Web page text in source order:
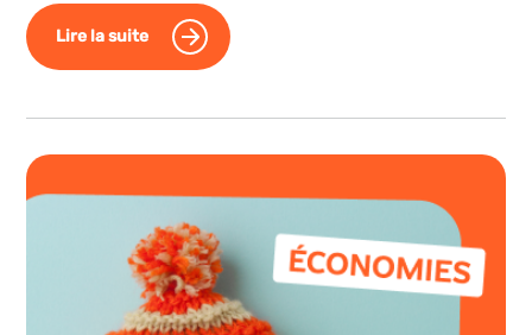
Lire la suite